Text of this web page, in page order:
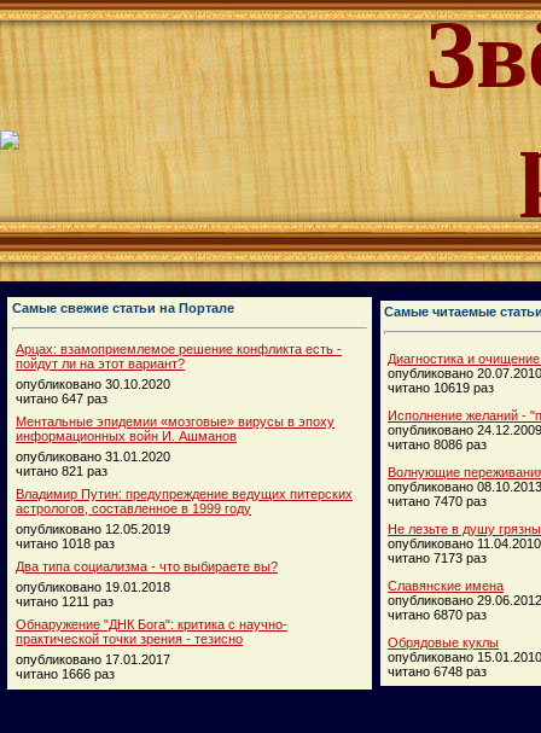
Самые свежие статьи на Портале
Арцах: взамоприемлемое решение конфликта есть -
пойдут ли на этот вариант?
опубликовано 30.10.2020
читано 647 раз
Ментальные эпидемии «мозговые» вирусы в эпоху
информационных войн И. Ашманов
опубликовано 31.01.2020
читано 821 раз
Владимир Путин: предупреждение ведущих питерских
астрологов, составленное в 1999 году
опубликовано 12.05.2019
читано 1018 раз
Два типа социализма - что выбираете вы?
опубликовано 19.01.2018
читано 1211 раз
Обнаружение "ДНК Бога": критика с научно-
практической точки зрения - тезисно
опубликовано 17.01.2017
читано 1666 раз
Самые читаемые
Диагностика и
опубликовано 20.07.2010
читано 10619 раз
Исполнение желаний -
опубликовано 24.12.2009
читано 8086 раз
Волнующие
опубликовано 08.10.2013
читано 7470 раз
Не лезьте в душу
опубликовано 11.04.2010
читано 7173 раз
Славянские имена
опубликовано 29.06.2012
читано 6870 раз
Обрядовые куклы
опубликовано 15.01.2010
читано 6748 раз